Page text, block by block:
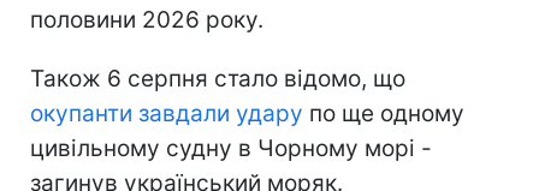
половини 2026 року.
Також 6 серпня стало відомо, що
окупанти завдали удару по ще одному
цивільному судну в Чорному морі -
загинув український моряк.